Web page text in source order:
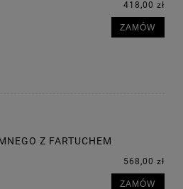
418,00 zł
ZAMÓW
Z FARTUCHEM
568,00 zł
ZAMÓW